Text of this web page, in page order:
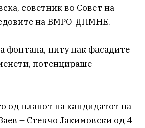
советник во Совет на
на ВМРО-ДПМНЕ.
фонтана, ниту пак фасадите
потенцираше
од планот на кандидатот на
– Стевчо Јакимовски од 4